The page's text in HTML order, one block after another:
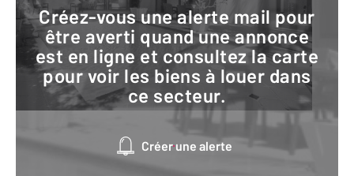
Créez-vous une alerte mail pour
être averti quand une annonce
est en ligne et consultez la carte
pour voir les biens à louer dans
ce secteur.
Créer une alerte